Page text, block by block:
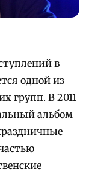
в
одной из
групп. В 2011
альбом